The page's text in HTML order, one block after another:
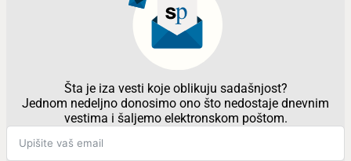
Šta je iza vesti koje oblikuju sadašnjost?
Jednom nedeljno donosimo ono što nedostaje dnevnim
vestima i šaljemo elektronskom poštom.